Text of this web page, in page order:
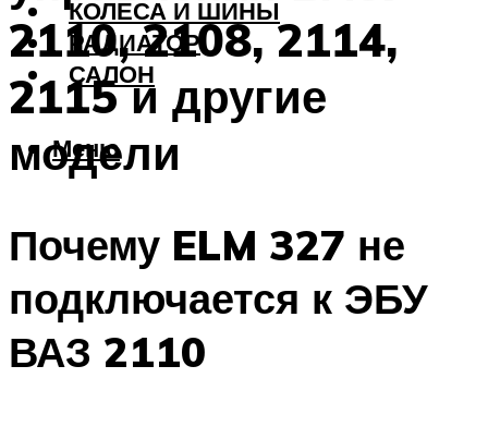
КОЛЕСА И ШИНЫ
РАДИАТОР
САЛОН
Меню
2110, 2108, 2114,
2115 и другие
модели
Почему ELM 327 не
подключается к ЭБУ
ВАЗ 2110